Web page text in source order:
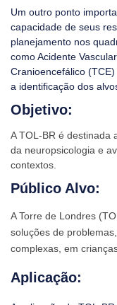
Um outro ponto
capacidade de seus
planejamento nos
como Acidente
Cranioencefálico
a identificação dos
Objetivo:
A TOL-BR é destinada
da neuropsicologia e
contextos.
Público Alvo:
A Torre de Londres
soluções de
complexas, em
Aplicação: